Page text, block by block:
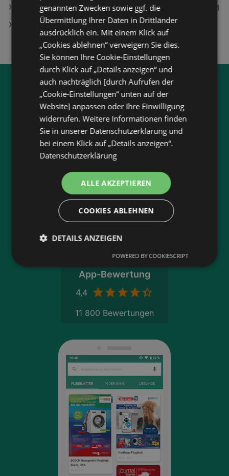
Samsung Galaxy S26 Ultra, 256 GB, White, Dual SIM
Unimarkt in Frauental an der Laßnitz
Jetzt unserewogibtswas.at
App runterladen:
Filtere nach Branchen und stöbere in Produkten
und Flugblättern
Plane deinen Einkauf mit unserem Merkzettel
Lasse dich benachrichtigen, wenn es neue
Flugblätter gibt
Neu in der Stadt? Auf unserer Karte findest du
alle Anbieter in deiner Nähe.
App-Bewertung
4,4
11 800 Bewertungen
genannten Zwecken sowie ggf. die
Übermittlung Ihrer Daten in Drittländer
ausdrücklich ein. Mit einem Klick auf
„Cookies ablehnen“ verweigern Sie dies.
Sie können Ihre Cookie-Einstellungen
durch Klick auf „Details anzeigen“ und
auch nachträglich [durch Aufrufen der
„Cookie-Einstellungen“ unten auf der
Website] anpassen oder Ihre Einwilligung
widerrufen. Weitere Informationen finden
Sie in unserer Datenschutzerklärung und
bei einem Klick auf „Details anzeigen“.
Datenschutzerklärung
ALLE AKZEPTIEREN
COOKIES ABLEHNEN
DETAILS ANZEIGEN
POWERED BY COOKIESCRIPT